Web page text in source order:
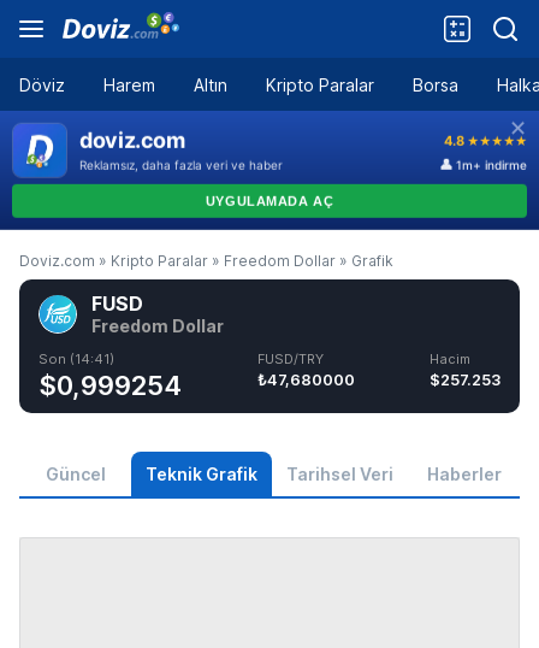
Döviz Harem Altın Kripto Paralar Borsa
Doviz.com » Kripto Paralar » Freedom Dollar » Grafik
FUSD
Freedom Dollar
Son (14:41)
$0,999254
FUSD/TRY
₺47,680000
Hacim
$257.253
Güncel Teknik Grafik Tarihsel Veri Haberler